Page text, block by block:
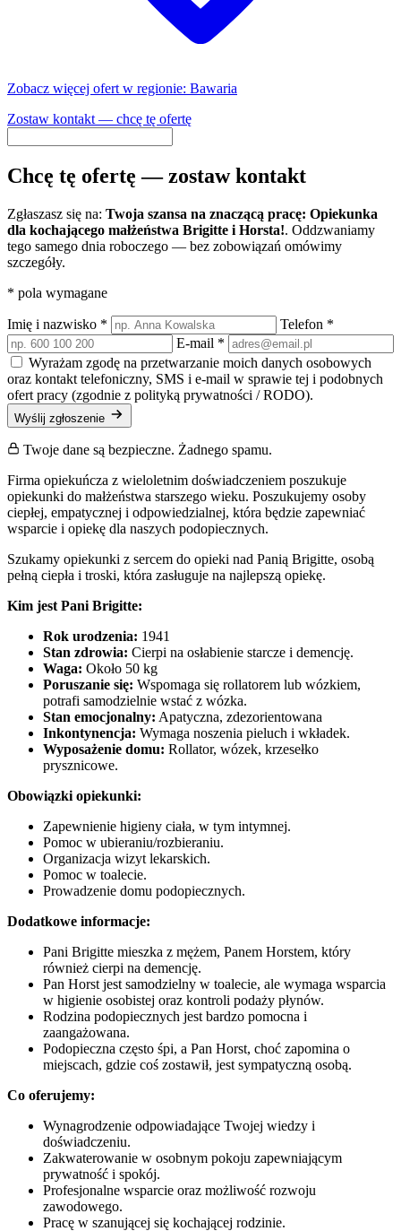
Zobacz więcej ofert w regionie: Bawaria
Zostaw kontakt — chcę tę ofertę
Chcę tę ofertę — zostaw kontakt
Zgłaszasz się na: Twoja szansa na znaczącą pracę: Opiekunka
dla kochającego małżeństwa Brigitte i Horsta!. Oddzwaniamy
tego samego dnia roboczego — bez zobowiązań omówimy
szczegóły.
* pola wymagane
Imię i nazwisko * Telefon *
E-mail *
Wyrażam zgodę na przetwarzanie moich danych osobowych
oraz kontakt telefoniczny, SMS i e-mail w sprawie tej i podobnych
ofert pracy (zgodnie z polityką prywatności / RODO).
Wyślij zgłoszenie
Twoje dane są bezpieczne. Żadnego spamu.
Firma opiekuńcza z wieloletnim doświadczeniem poszukuje
opiekunki do małżeństwa starszego wieku. Poszukujemy osoby
ciepłej, empatycznej i odpowiedzialnej, która będzie zapewniać
wsparcie i opiekę dla naszych podopiecznych.
Szukamy opiekunki z sercem do opieki nad Panią Brigitte, osobą
pełną ciepła i troski, która zasługuje na najlepszą opiekę.
Kim jest Pani Brigitte:
Rok urodzenia: 1941
Stan zdrowia: Cierpi na osłabienie starcze i demencję.
Waga: Około 50 kg
Poruszanie się: Wspomaga się rollatorem lub wózkiem,
potrafi samodzielnie wstać z wózka.
Stan emocjonalny: Apatyczna, zdezorientowana
Inkontynencja: Wymaga noszenia pieluch i wkładek.
Wyposażenie domu: Rollator, wózek, krzesełko
prysznicowe.
Obowiązki opiekunki:
Zapewnienie higieny ciała, w tym intymnej.
Pomoc w ubieraniu/rozbieraniu.
Organizacja wizyt lekarskich.
Pomoc w toalecie.
Prowadzenie domu podopiecznych.
Dodatkowe informacje:
Pani Brigitte mieszka z mężem, Panem Horstem, który
również cierpi na demencję.
Pan Horst jest samodzielny w toalecie, ale wymaga wsparcia
w higienie osobistej oraz kontroli podaży płynów.
Rodzina podopiecznych jest bardzo pomocna i
zaangażowana.
Podopieczna często śpi, a Pan Horst, choć zapomina o
miejscach, gdzie coś zostawił, jest sympatyczną osobą.
Co oferujemy:
Wynagrodzenie odpowiadające Twojej wiedzy i
doświadczeniu.
Zakwaterowanie w osobnym pokoju zapewniającym
prywatność i spokój.
Profesjonalne wsparcie oraz możliwość rozwoju
zawodowego.
Pracę w szanującej się kochającej rodzinie.